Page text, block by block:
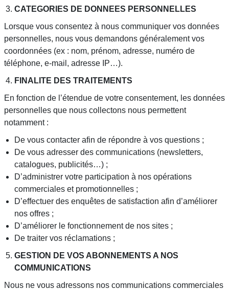
CATEGORIES DE DONNEES PERSONNELLES
Lorsque vous consentez à nous communiquer vos données
personnelles, nous vous demandons généralement vos
coordonnées (ex : nom, prénom, adresse, numéro de
téléphone, e-mail, adresse IP…).
FINALITE DES TRAITEMENTS
En fonction de l’étendue de votre consentement, les données
personnelles que nous collectons nous permettent
notamment :
De vous contacter afin de répondre à vos questions ;
De vous adresser des communications (newsletters,
catalogues, publicités…) ;
D’administrer votre participation à nos opérations
commerciales et promotionnelles ;
D’effectuer des enquêtes de satisfaction afin d’améliorer
nos offres ;
D’améliorer le fonctionnement de nos sites ;
De traiter vos réclamations ;
GESTION DE VOS ABONNEMENTS A NOS
COMMUNICATIONS
Nous ne vous adressons nos communications commerciales